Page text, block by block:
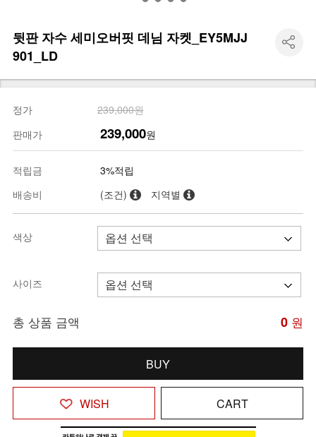
뒷판 자수 세미오버핏 데님 자켓_EY5MJJ
901_LD
정가
239,000원
판매가
239,000원
적립금
3%적립
배송비
(조건) 지역별
색상
사이즈
총 상품 금액 0 원
BUY
WISH CART